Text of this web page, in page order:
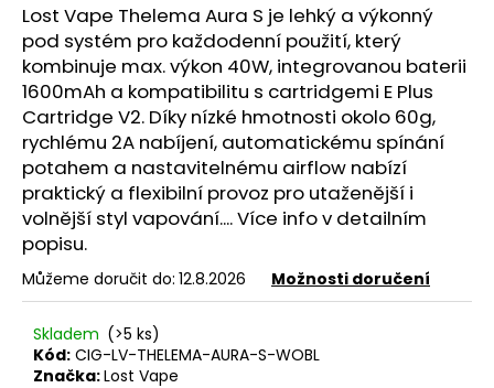
Lost Vape Thelema Aura S je lehký a výkonný
pod systém pro každodenní použití, který
kombinuje max. výkon 40W, integrovanou baterii
1600mAh a kompatibilitu s cartridgemi E Plus
Cartridge V2. Díky nízké hmotnosti okolo 60g,
rychlému 2A nabíjení, automatickému spínání
potahem a nastavitelnému airflow nabízí
praktický a flexibilní provoz pro utaženější i
volnější styl vapování.... Více info v detailním
popisu.
Můžeme doručit do: 12.8.2026 Možnosti doručení
Skladem (>5 ks)
Kód: CIG-LV-THELEMA-AURA-S-WOBL
Značka:Lost Vape
D
o
p
o
r
u
č
u
j
e
m
e